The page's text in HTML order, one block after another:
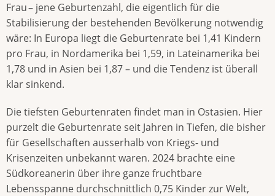
Frau – jene Geburtenzahl, die eigentlich für die
Stabilisierung der bestehenden Bevölkerung notwendig
wäre: In Europa liegt die Geburtenrate bei 1,41 Kindern
pro Frau, in Nordamerika bei 1,59, in Lateinamerika bei
1,78 und in Asien bei 1,87 – und die Tendenz ist überall
klar sinkend.
Die tiefsten Geburtenraten findet man in Ostasien. Hier
purzelt die Geburtenrate seit Jahren in Tiefen, die bisher
für Gesellschaften ausserhalb von Kriegs- und
Krisenzeiten unbekannt waren. 2024 brachte eine
Südkoreanerin über ihre ganze fruchtbare
Lebensspanne durchschnittlich 0,75 Kinder zur Welt,